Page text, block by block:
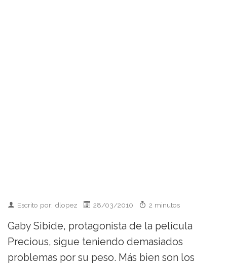
Escrito por: dlopez 28/03/2010 2 minutos
Gaby Sibide, protagonista de la película
Precious, sigue teniendo demasiados
problemas por su peso. Más bien son los